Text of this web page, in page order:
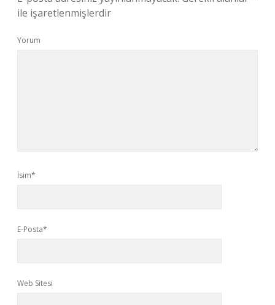
ile işaretlenmişlerdir
Yorum
İsim*
E-Posta*
Web Sitesi